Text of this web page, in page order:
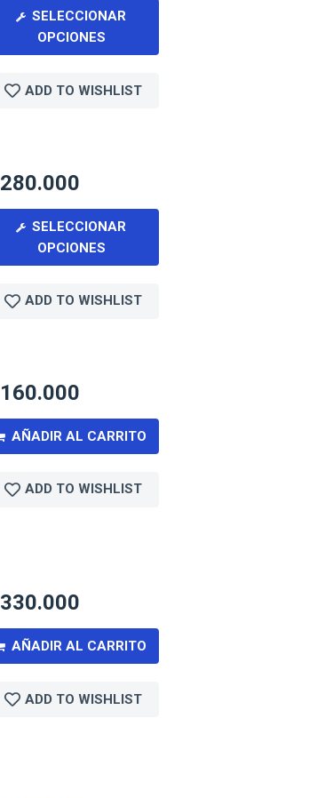
SELECCIONAR
OPCIONES
ADD TO WISHLIST
280.000
SELECCIONAR
OPCIONES
ADD TO WISHLIST
160.000
AÑADIR AL CARRITO
ADD TO WISHLIST
330.000
AÑADIR AL CARRITO
ADD TO WISHLIST